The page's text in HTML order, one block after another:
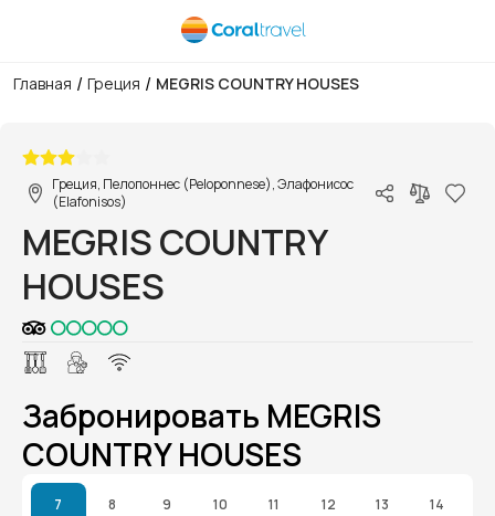
Главная / Греция / MEGRIS COUNTRY HOUSES
Греция, Пелопоннес (Peloponnese), Элафонисос
(Elafonisos)
MEGRIS COUNTRY
HOUSES
Забронировать MEGRIS
COUNTRY HOUSES
7 8 9 10 11 12 13 14